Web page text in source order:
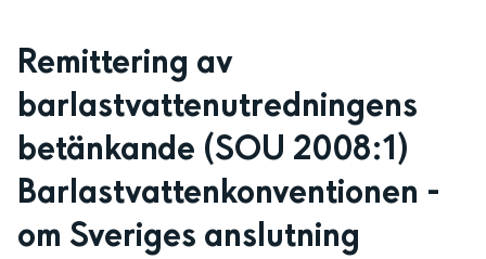
Remittering av
barlastvattenutredningens
betänkande (SOU 2008:1)
Barlastvattenkonventionen -
om Sveriges anslutning